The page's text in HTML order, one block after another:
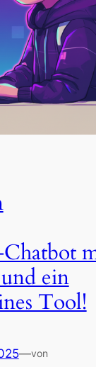
ein
Tool!
—von